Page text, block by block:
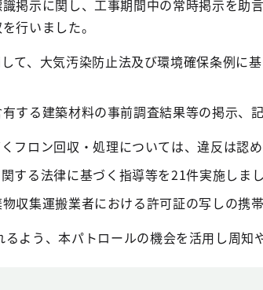
掲示に関し、工事期間中の常時掲示を助
行いました。
て、大気汚染防止法及び環境確保条例に
有する建築材料の事前調査結果等の掲示
フロン回収・処理については、違反は認め
する法律に基づく指導等を21件実施しまし
物収集運搬業者における許可証の写しの
よう、本パトロールの機会を活用し周知